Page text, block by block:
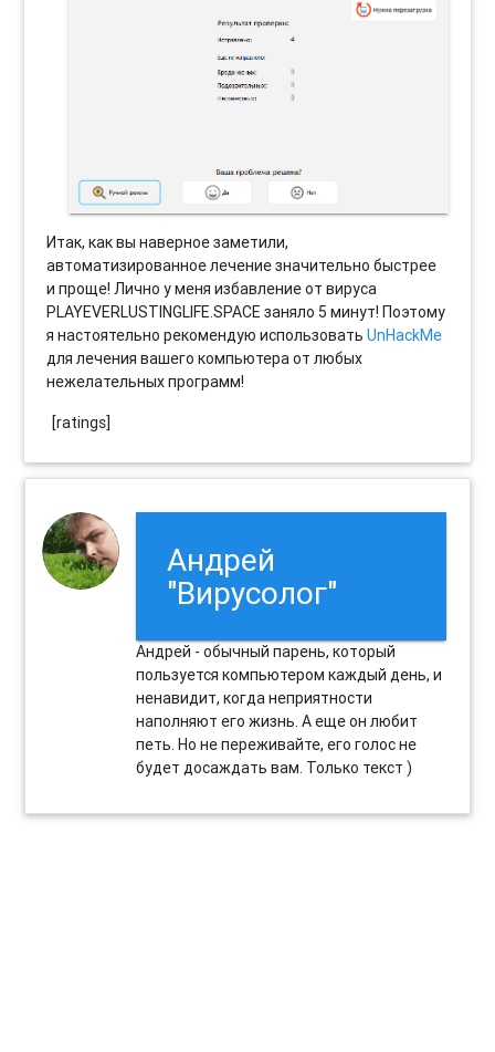
Итак, как вы наверное заметили,
автоматизированное лечение значительно быстрее
и проще! Лично у меня избавление от вируса
PLAYEVERLUSTINGLIFE.SPACE заняло 5 минут! Поэтому
я настоятельно рекомендую использоватьUnHackMe
для лечения вашего компьютера от любых
нежелательных программ!
[ratings]
Андрей
"Вирусолог"
Андрей - обычный парень, который
пользуется компьютером каждый день, и
ненавидит, когда неприятности
наполняют его жизнь. А еще он любит
петь. Но не переживайте, его голос не
будет досаждать вам. Только текст )